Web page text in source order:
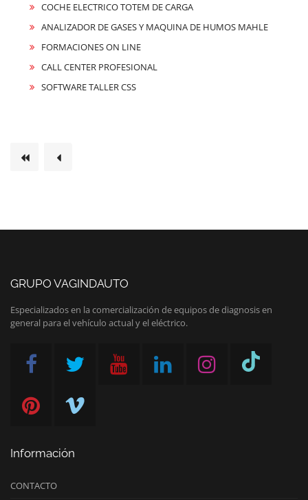
COCHE ELECTRICO TOTEM DE CARGA
ANALIZADOR DE GASES Y MAQUINA DE HUMOS MAHLE
FORMACIONES ON LINE
CALL CENTER PROFESIONAL
SOFTWARE TALLER CSS
GRUPO VAGINDAUTO
Especializados en la comercialización de equipos de diagnosis en
general para el vehículo actual y el eléctrico.
Información
CONTACTO